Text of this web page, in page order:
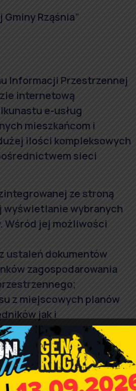
Rząśnia”
Informacji Przestrzennej
internetową
e-usług
mieszkańcom i
ilości kompleksowych
sieci
ze stroną
wyświetlanie wybranych
jej możliwości
ustaleń dokumentów
zagospodarowania
z miejscowych planów
jak i
gminy;
mapie nieruchomości